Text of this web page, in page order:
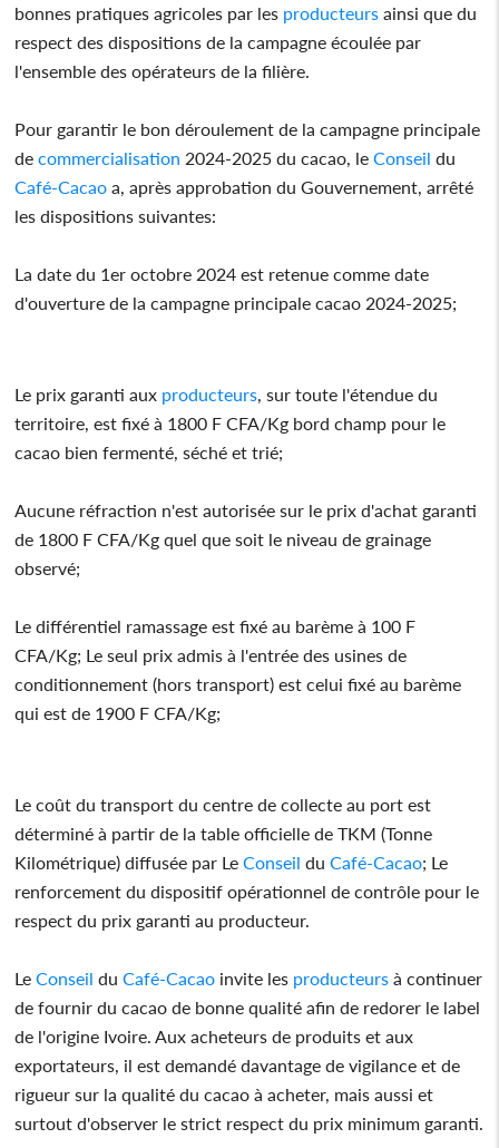
bonnes pratiques agricoles par les producteurs ainsi que du
respect des dispositions de la campagne écoulée par
l'ensemble des opérateurs de la filière.
Pour garantir le bon déroulement de la campagne principale
decommercialisation 2024-2025 du cacao, leConseil du
Café-Cacao a, après approbation du Gouvernement, arrêté
les dispositions suivantes:
La date du 1er octobre 2024 est retenue comme date
d'ouverture de la campagne principale cacao 2024-2025;
Le prix garanti aux producteurs , sur toute l'étendue du
territoire, est fixé à 1800 F CFA/Kg bord champ pour le
cacao bien fermenté, séché et trié;
Aucune réfraction n'est autorisée sur le prix d'achat garanti
de 1800 F CFA/Kg quel que soit le niveau de grainage
observé;
Le différentiel ramassage est fixé au barème à 100 F
CFA/Kg; Le seul prix admis à l'entrée des usines de
conditionnement (hors transport) est celui fixé au barème
qui est de 1900 F CFA/Kg;
Le coût du transport du centre de collecte au port est
déterminé à partir de la table officielle de TKM (Tonne
Kilométrique) diffusée par LeConseil duCafé-Cacao; Le
renforcement du dispositif opérationnel de contrôle pour le
respect du prix garanti au producteur.
LeConseil duCafé-Cacao invite les producteurs à continuer
de fournir du cacao de bonne qualité afin de redorer le label
de l'origine Ivoire. Aux acheteurs de produits et aux
exportateurs, il est demandé davantage de vigilance et de
rigueur sur la qualité du cacao à acheter, mais aussi et
surtout d'observer le strict respect du prix minimum garanti.